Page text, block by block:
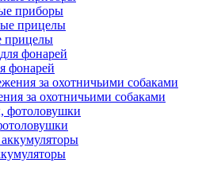
приборы
прицелы
фонарей
за охотничьими собаками